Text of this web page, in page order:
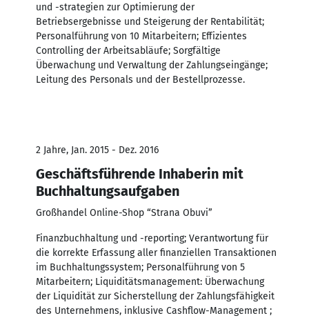
und -strategien zur Optimierung der
Betriebsergebnisse und Steigerung der Rentabilität;
Personalführung von 10 Mitarbeitern; Effizientes
Controlling der Arbeitsabläufe; Sorgfältige
Überwachung und Verwaltung der Zahlungseingänge;
Leitung des Personals und der Bestellprozesse.
2 Jahre, Jan. 2015 - Dez. 2016
Geschäftsführende Inhaberin mit
Buchhaltungsaufgaben
Großhandel Online-Shop “Strana Obuvi”
Finanzbuchhaltung und -reporting; Verantwortung für
die korrekte Erfassung aller finanziellen Transaktionen
im Buchhaltungssystem; Personalführung von 5
Mitarbeitern; Liquiditätsmanagement: Überwachung
der Liquidität zur Sicherstellung der Zahlungsfähigkeit
des Unternehmens, inklusive Cashflow-Management ;